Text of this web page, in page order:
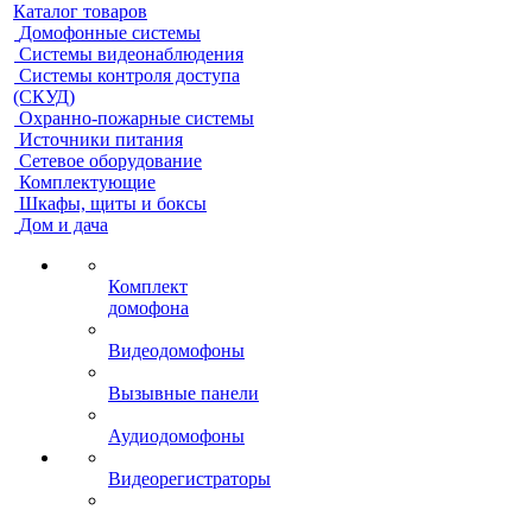
Каталог товаров
Домофонные системы
Системы видеонаблюдения
Системы контроля доступа
(СКУД)
Охранно-пожарные системы
Источники питания
Сетевое оборудование
Комплектующие
Шкафы, щиты и боксы
Дом и дача
Комплект
домофона
Видеодомофоны
Вызывные панели
Аудиодомофоны
Видеорегистраторы